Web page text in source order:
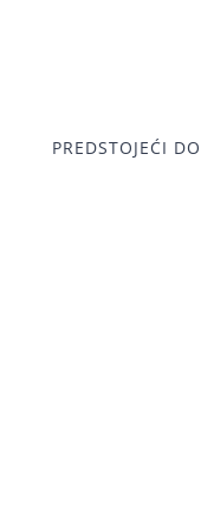
PREDSTOJEĆI